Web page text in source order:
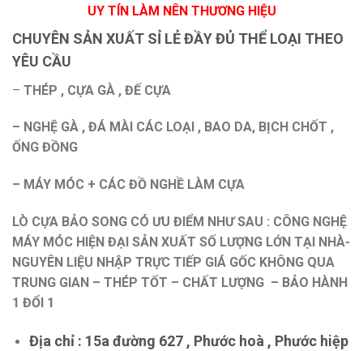
UY TÍN LÀM NÊN THƯƠNG HIỆU
CHUYÊN SẢN XUẤT SỈ LẺ ĐẦY ĐỦ THỂ LOẠI THEO
YÊU CẦU
– THÉP , CỰA GÀ , ĐẾ CỰA
– NGHỆ GÀ , ĐÁ MÀI CÁC LOẠI , BAO DA, BỊCH CHỐT ,
ỐNG ĐỒNG
– MÁY MÓC + CÁC ĐỒ NGHỀ LÀM CỰA
LÒ CỰA BẢO SONG CÓ ƯU ĐIỂM NHƯ SAU : CÔNG NGHỆ
MÁY MÓC HIỆN ĐẠI SẢN XUẤT SỐ LƯỢNG LỚN TẠI NHÀ-
NGUYÊN LIỆU NHẬP TRỰC TIẾP GIÁ GỐC KHÔNG QUA
TRUNG GIAN – THÉP TỐT – CHẤT LƯỢNG – BẢO HÀNH
1 ĐỔI 1
Địa chỉ : 15a đường 627 , Phước hoà , Phước hiệp